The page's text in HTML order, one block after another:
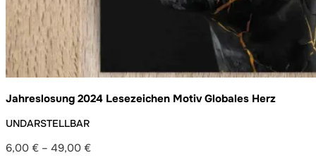
Jahreslosung 2024 Lesezeichen Motiv Globales Herz
UNDARSTELLBAR
6,00 € – 49,00 €